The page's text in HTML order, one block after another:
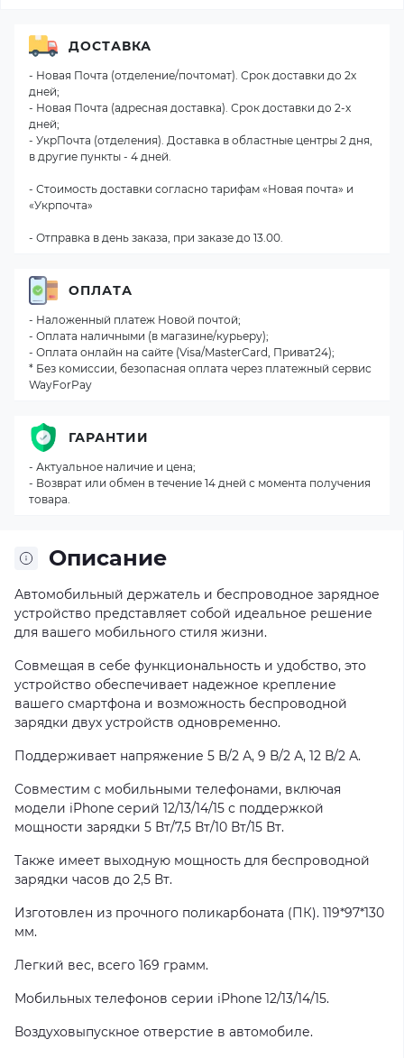
Описание
Автомобильный держатель и беспроводное зарядное
устройство представляет собой идеальное решение
для вашего мобильного стиля жизни.
Совмещая в себе функциональность и удобство, это
устройство обеспечивает надежное крепление
вашего смартфона и возможность беспроводной
зарядки двух устройств одновременно.
Поддерживает напряжение 5 В/2 А, 9 В/2 А, 12 В/2 А.
Совместим с мобильными телефонами, включая
модели iPhone серий 12/13/14/15 с поддержкой
мощности зарядки 5 Вт/7,5 Вт/10 Вт/15 Вт.
Также имеет выходную мощность для беспроводной
зарядки часов до 2,5 Вт.
Изготовлен из прочного поликарбоната (ПК). 119*97*130
мм.
Легкий вес, всего 169 грамм.
Мобильных телефонов серии iPhone 12/13/14/15.
Воздуховыпускное отверстие в автомобиле.
ДОСТАВКА
- Новая Почта (отделение/почтомат). Срок доставки до 2х
дней;
- Новая Почта (адресная доставка). Срок доставки до 2-х
дней;
- УкрПочта (отделения). Доставка в областные центры 2 дня,
в другие пункты - 4 дней.
- Стоимость доставки согласно тарифам «Новая почта» и
«Укрпочта»
- Отправка в день заказа, при заказе до 13.00.
ОПЛАТА
- Наложенный платеж Новой почтой;
- Оплата наличными (в магазине/курьеру);
- Оплата онлайн на сайте (Visa/MasterCard, Приват24);
* Без комиссии, безопасная оплата через платежный сервис
WayForPay
ГАРАНТИИ
- Актуальное наличие и цена;
- Возврат или обмен в течение 14 дней с момента получения
товара.